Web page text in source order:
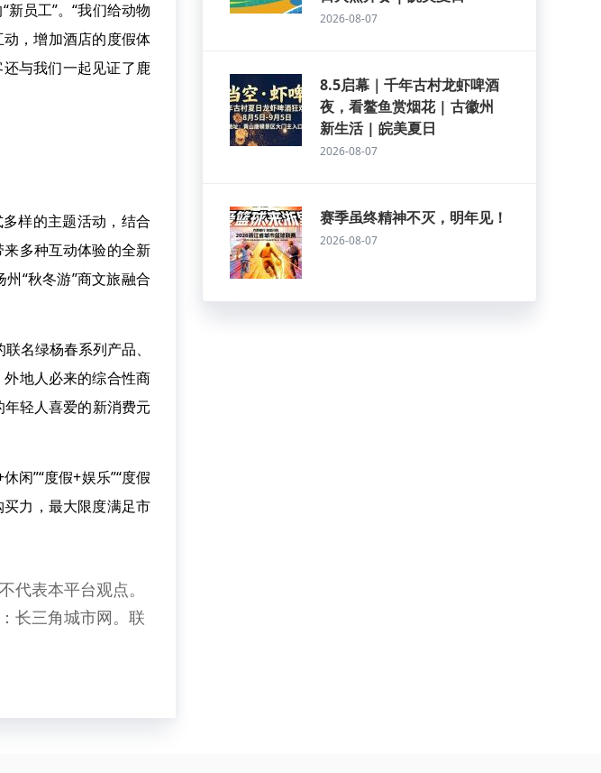
员工”。“我们给动物
动，增加酒店的度假体
与我们一起见证了鹿
样的主题活动，结合
多种互动体验的全新
“秋冬游”商文旅融合
名绿杨春系列产品、
地人必来的综合性商
轻人喜爱的新消费元
闲”“度假+娱乐”“度假
力，最大限度满足市
代表本平台观点。
长三角城市网。联
2026-08-07
8.5启幕｜千年古村龙虾啤酒
夜，看鳌鱼赏烟花 | 古徽州
新生活 | 皖美夏日
2026-08-07
赛季虽终精神不灭，明年见！
2026-08-07